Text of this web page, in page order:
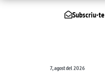
Subscriu-te
7, agost del 2026